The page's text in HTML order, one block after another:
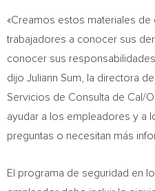
«Creamos estos materiales de
trabajadores a conocer sus
conocer sus
dijo Juliann Sum , la directora
Servicios de Consulta de Cal /
ayudar a los empleadores y a
preguntas o necesitan más
El programa de seguridad en